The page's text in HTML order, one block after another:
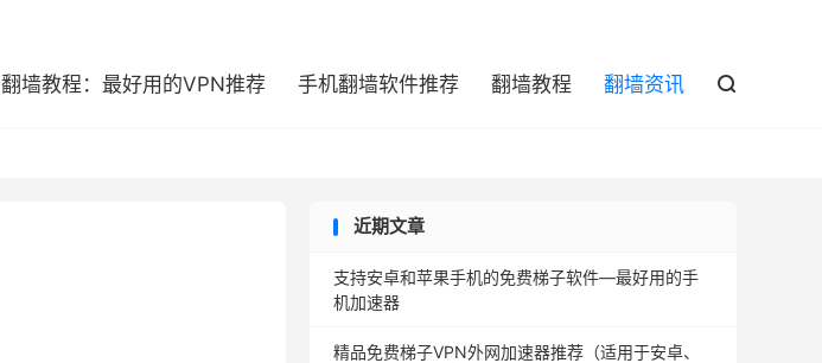
翻墙教程：最好用的VPN推荐 手机翻墙软件推荐 翻墙教程 翻墙资讯 
近期文章
支持安卓和苹果手机的免费梯子软件—最好用的手
机加速器
精品免费梯子VPN外网加速器推荐（适用于安卓、